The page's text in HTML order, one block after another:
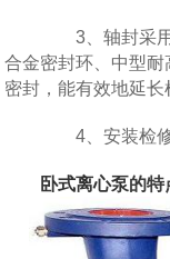
3、轴封采用
合金密封环、中型
密封，能有效地延长
4、安装检修
卧式离心泵的特